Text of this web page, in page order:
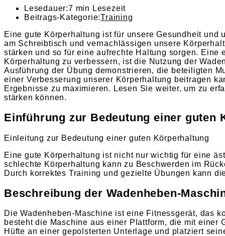
Lesedauer:7 min Lesezeit
Beitrags-Kategorie:Training
Eine gute Körperhaltung ist für unsere Gesundheit
am Schreibtisch und vernachlässigen unsere
stärken und so für eine aufrechte Haltung sorgen. Eine
Körperhaltung zu verbessern, ist die Nutzung der
Ausführung der Übung demonstrieren, die beteiligten
einer Verbesserung unserer Körperhaltung beitragen
Ergebnisse zu maximieren. Lesen Sie weiter, um zu
stärken können.
Einführung zur Bedeutung einer guten
Einleitung zur Bedeutung einer guten Körperhaltung
Eine gute Körperhaltung ist nicht nur wichtig für eine
schlechte Körperhaltung kann zu Beschwerden im
Durch korrektes Training und gezielte Übungen kann
Beschreibung der Wadenheben-
Die Wadenheben-Maschine ist eine Fitnessgerät, das
besteht die Maschine aus einer Plattform, die mit
Hüfte an einer gepolsterten Unterlage und platziert